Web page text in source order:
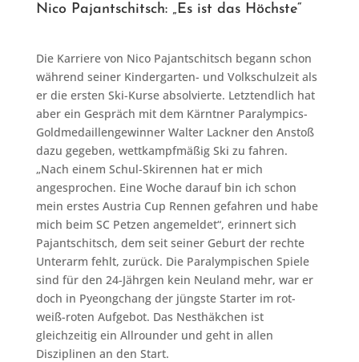
Nico Pajantschitsch: „Es ist das Höchste“
Die Karriere von Nico Pajantschitsch begann schon
während seiner Kindergarten- und Volkschulzeit als
er die ersten Ski-Kurse absolvierte. Letztendlich hat
aber ein Gespräch mit dem Kärntner Paralympics-
Goldmedaillengewinner Walter Lackner den Anstoß
dazu gegeben, wettkampfmäßig Ski zu fahren.
„Nach einem Schul-Skirennen hat er mich
angesprochen. Eine Woche darauf bin ich schon
mein erstes Austria Cup Rennen gefahren und habe
mich beim SC Petzen angemeldet“, erinnert sich
Pajantschitsch, dem seit seiner Geburt der rechte
Unterarm fehlt, zurück. Die Paralympischen Spiele
sind für den 24-Jährgen kein Neuland mehr, war er
doch in Pyeongchang der jüngste Starter im rot-
weiß-roten Aufgebot. Das Nesthäkchen ist
gleichzeitig ein Allrounder und geht in allen
Disziplinen an den Start.